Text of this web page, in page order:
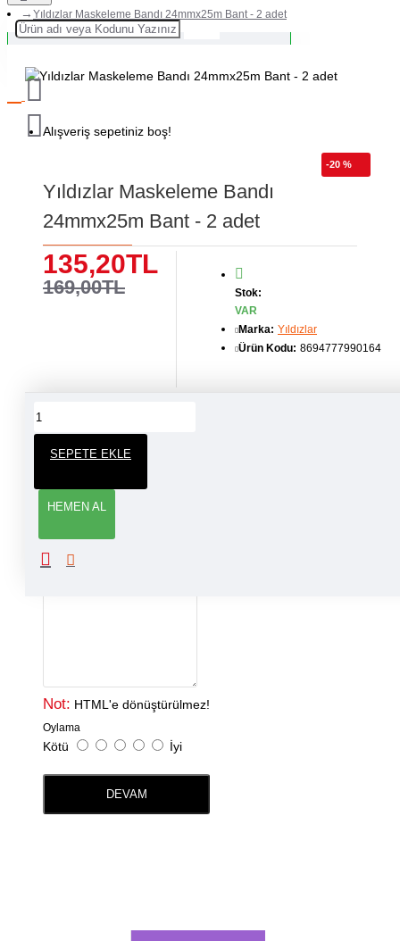
Alışveriş sepetiniz boş!
Yıldızlar Maskeleme Bandı 24mmx25m Bant - 2 adet
-20 %
Yıldızlar Maskeleme Bandı
24mmx25m Bant - 2 adet
135,20TL
169,00TL
Stok:
VAR
Marka: Yıldızlar
Ürün Kodu: 8694777990164
SEPETE EKLE
HEMEN AL
ÜRÜN YORUMLARI
Not: HTML'e dönüştürülmez!
Oylama
Kötü İyi
DEVAM